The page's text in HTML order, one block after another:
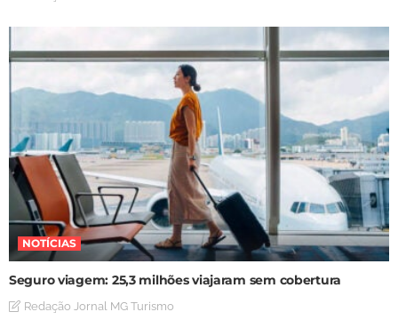
NOTÍCIAS
Seguro viagem: 25,3 milhões viajaram sem cobertura
Redação Jornal MG Turismo